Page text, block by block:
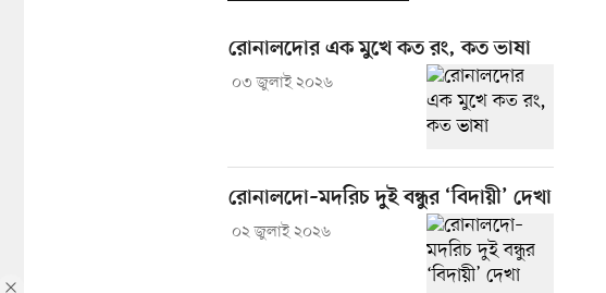
রোনালদোর এক মুখে কত রং, কত ভাষা
০৩ জুলাই ২০২৬
রোনালদো–মদরিচ দুই বন্ধুর ‘বিদায়ী’ দেখা
০২ জুলাই ২০২৬